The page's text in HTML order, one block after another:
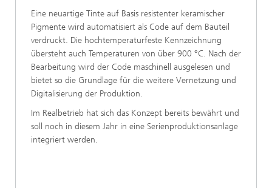
Eine neuartige Tinte auf Basis resistenter keramischer
Pigmente wird automatisiert als Code auf dem Bauteil
verdruckt. Die hochtemperaturfeste Kennzeichnung
übersteht auch Temperaturen von über 900 °C. Nach der
Bearbeitung wird der Code maschinell ausgelesen und
bietet so die Grundlage für die weitere Vernetzung und
Digitalisierung der Produktion.
Im Realbetrieb hat sich das Konzept bereits bewährt und
soll noch in diesem Jahr in eine Serienproduktionsanlage
integriert werden.